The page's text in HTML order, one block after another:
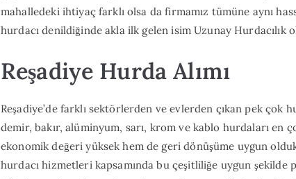
mahalledeki ihtiyaç farklı olsa da firmamız tümüne aynı
hurdacı denildiğinde akla ilk gelen isim Uzunay Hurdacılık
Reşadiye Hurda Alımı
Reşadiye’de farklı sektörlerden ve evlerden çıkan pek
demir, bakır, alüminyum, sarı, krom ve kablo hurdaları en
ekonomik değeri yüksek hem de geri dönüşüme uygun
hurdacı hizmetleri kapsamında bu çeşitliliğe uygun şekilde